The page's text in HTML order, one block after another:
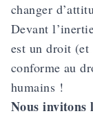
changer
Devant
est un droit (et
conforme au
humains !
Nous invitons